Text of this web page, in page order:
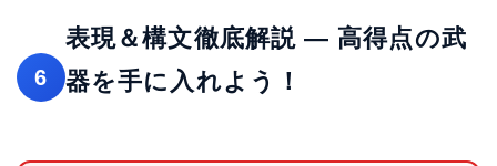
6
表現＆構文徹底解説 — 高得点の武
器を手に入れよう！